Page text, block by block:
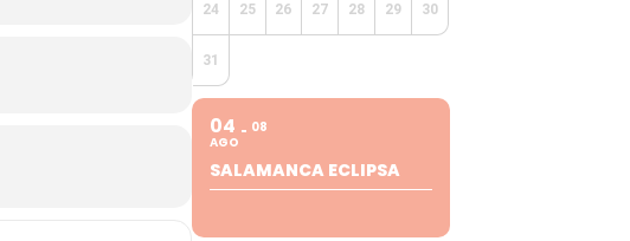
24 25 26 27 28 29 30
31
04
AGO
08
SALAMANCA ECLIPSA